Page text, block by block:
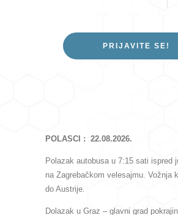
PRIJAVITE SE!
POLASCI : 22.08.2026.
Polazak autobusa u 7:15 sati ispred
na Zagrebačkom velesajmu. Vožnja
do Austrije.
Dolazak u Graz – glavni grad